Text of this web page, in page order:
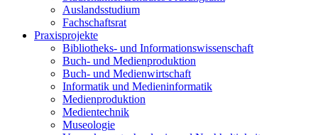
Auslandsstudium
Fachschaftsrat
Praxisprojekte
Bibliotheks- und Informationswissenschaft
Buch- und Medienproduktion
Buch- und Medienwirtschaft
Informatik und Medieninformatik
Medienproduktion
Medientechnik
Museologie